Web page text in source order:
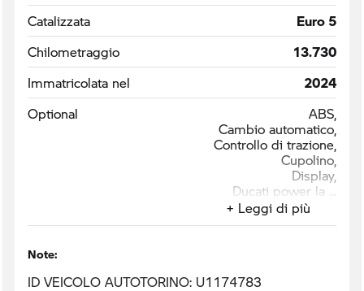
Catalizzata
Euro 5
Chilometraggio
13.730
Immatricolata nel
2024
Optional
ABS,
Cambio automatico,
Controllo di trazione,
Cupolino,
Display,
Ducati power la
+ Leggi di più
Note:
ID VEICOLO AUTOTORINO: U1174783